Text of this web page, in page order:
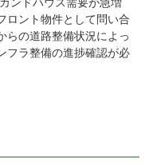
ロント物件として問い合
らの道路整備状況によっ
フラ整備の進捗確認が必